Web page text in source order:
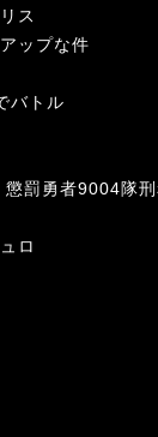
ス
ップな件
バトル
懲罰勇者9004隊
ロ